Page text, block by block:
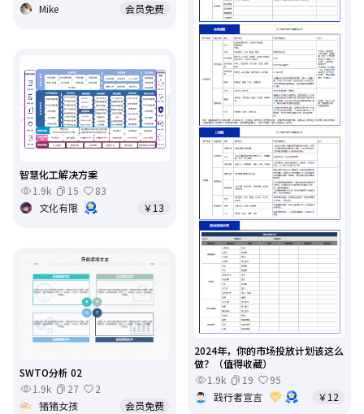
2024年，你的市场投放计划该这么
做？（值得收藏）
1.9k
19
95
践行者宣言
￥12
Mike
会员免费
智慧化工解决方案
1.9k
15
83
文化有限
￥13
SWTO分析 02
1.9k
27
2
猪猪女孩
会员免费